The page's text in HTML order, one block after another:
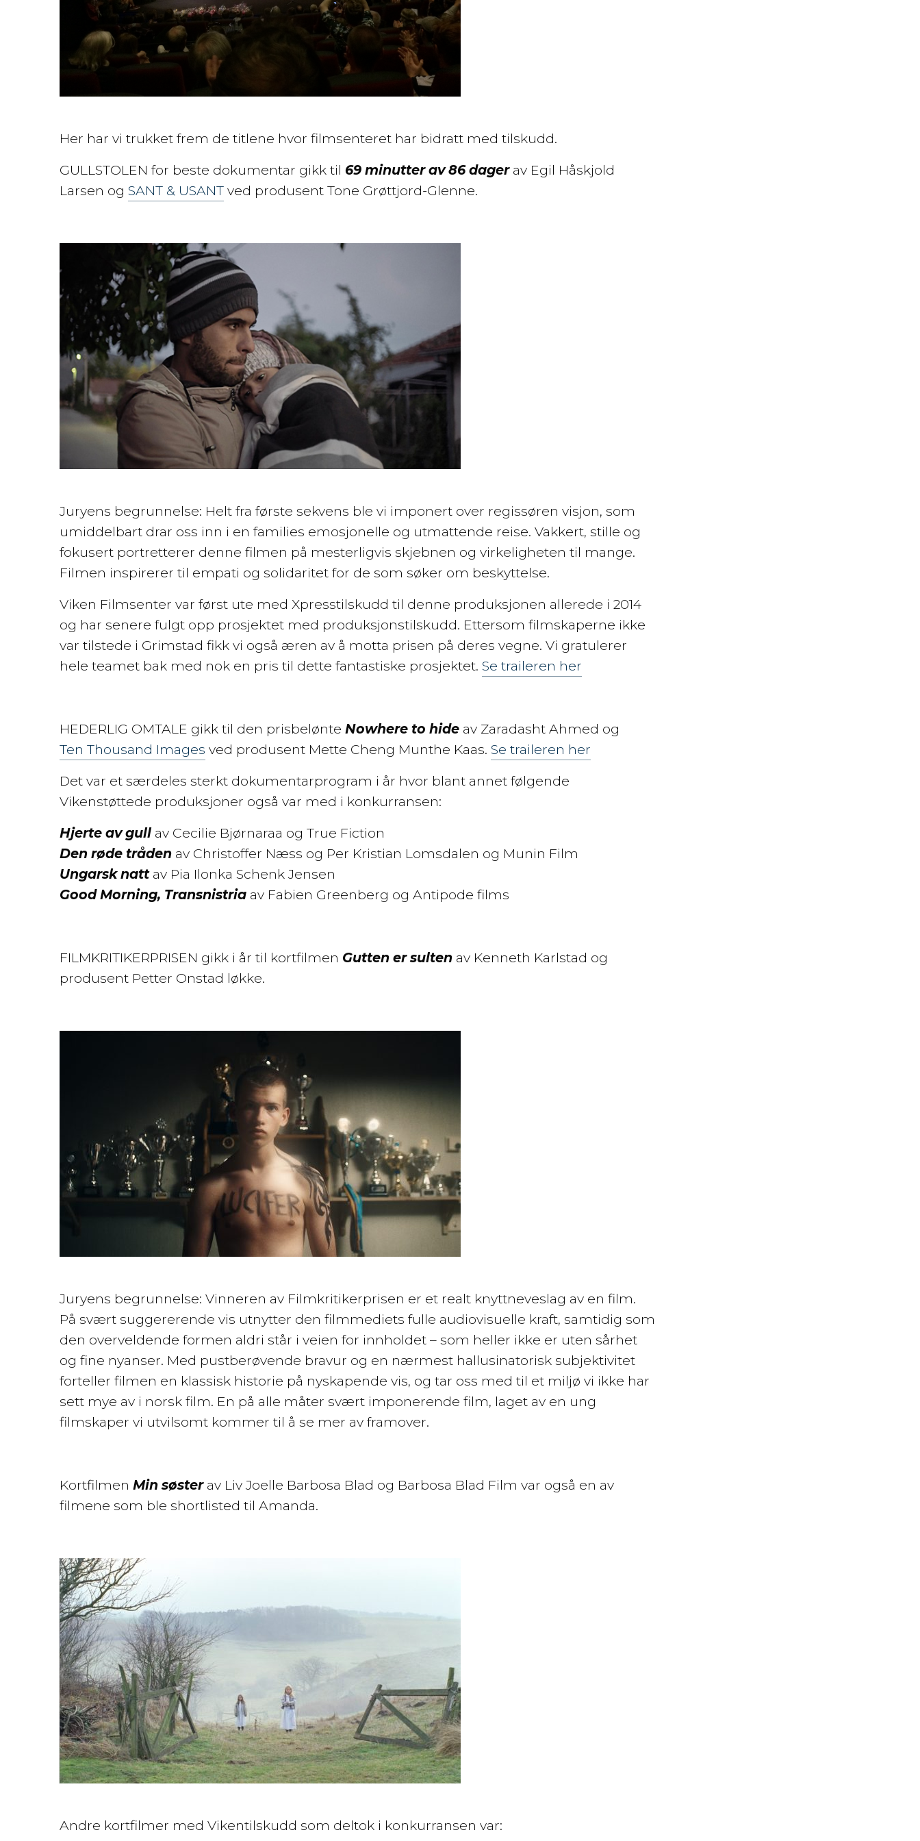
Her har vi trukket frem de titlene hvor filmsenteret har bidratt med tilskudd.
GULLSTOLEN for beste dokumentar gikk til 69 minutter av 86 dager av Egil Håskjold
Larsen og SANT & USANT ved produsent Tone Grøttjord-Glenne.
Juryens begrunnelse: Helt fra første sekvens ble vi imponert over regissøren visjon, som
umiddelbart drar oss inn i en families emosjonelle og utmattende reise. Vakkert, stille og
fokusert portretterer denne filmen på mesterligvis skjebnen og virkeligheten til mange.
Filmen inspirerer til empati og solidaritet for de som søker om beskyttelse.
Viken Filmsenter var først ute med Xpresstilskudd til denne produksjonen allerede i 2014
og har senere fulgt opp prosjektet med produksjonstilskudd. Ettersom filmskaperne ikke
var tilstede i Grimstad fikk vi også æren av å motta prisen på deres vegne. Vi gratulerer
hele teamet bak med nok en pris til dette fantastiske prosjektet. Se traileren her
HEDERLIG OMTALE gikk til den prisbelønte Nowhere to hide av Zaradasht Ahmed og
Ten Thousand Images ved produsent Mette Cheng Munthe Kaas. Se traileren her
Det var et særdeles sterkt dokumentarprogram i år hvor blant annet følgende
Vikenstøttede produksjoner også var med i konkurransen:
Hjerte av gullav Cecilie Bjørnaraa og True Fiction
Den røde tråden av Christoffer Næss og Per Kristian Lomsdalen og Munin Film
Ungarsk natt av Pia Ilonka Schenk Jensen
Good Morning, Transnistria av Fabien Greenberg og Antipode films
FILMKRITIKERPRISEN gikk i år til kortfilmen Gutten er sulten av Kenneth Karlstad og
produsent Petter Onstad løkke.
Juryens begrunnelse: Vinneren av Filmkritikerprisen er et realt knyttneveslag av en film.
På svært suggererende vis utnytter den filmmediets fulle audiovisuelle kraft, samtidig som
den overveldende formen aldri står i veien for innholdet – som heller ikke er uten sårhet
og fine nyanser. Med pustberøvende bravur og en nærmest hallusinatorisk subjektivitet
forteller filmen en klassisk historie på nyskapende vis, og tar oss med til et miljø vi ikke har
sett mye av i norsk film. En på alle måter svært imponerende film, laget av en ung
filmskaper vi utvilsomt kommer til å se mer av framover.
Kortfilmen Min søsterav Liv Joelle Barbosa Blad og Barbosa Blad Film var også en av
filmene som ble shortlisted til Amanda.
Andre kortfilmer med Vikentilskudd som deltok i konkurransen var: